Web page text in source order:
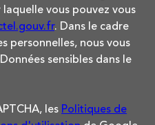
vous pouvez vous
. Dans le cadre
personnelles, nous vous
sensibles dans le
les Politiques de